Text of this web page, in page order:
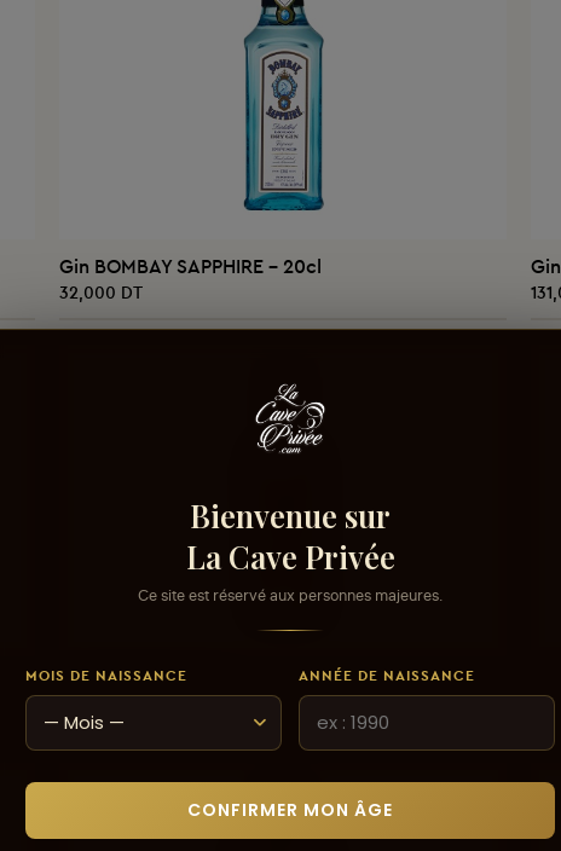
AJOUTER AU PANIER
Gin BOMBAY SAPPHIRE - 20cl
32,000 DT
AJOUTER AU PANIER
Gin BOUDDHA'S-1L
Bienvenue sur
La Cave Privée
Ce site est réservé aux personnes majeures.
MOIS DE NAISSANCE ANNÉE DE NAISSANCE
CONFIRMER MON ÂGE